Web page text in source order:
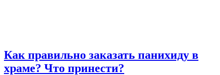
Как правильно заказать панихиду в
храме? Что принести?